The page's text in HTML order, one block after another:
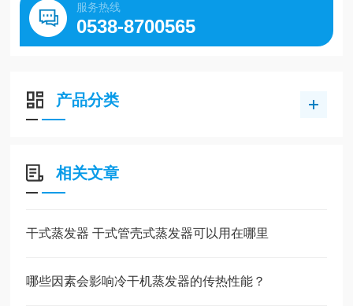
服务热线
0538-8700565
产品分类
相关文章
干式蒸发器 干式管壳式蒸发器可以用在哪里
哪些因素会影响冷干机蒸发器的传热性能？